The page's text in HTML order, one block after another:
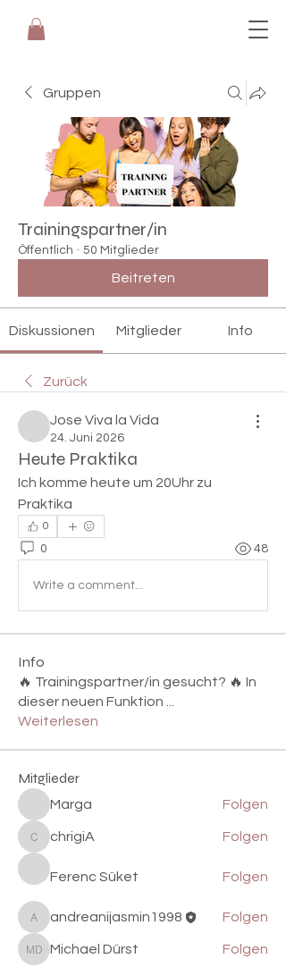
Gruppen
Trainingspartner/in
Öffentlich · 50 Mitglieder
Beitreten
Diskussionen Mitglieder Info
Zurück
Jose Viva la Vida
24. Juni 2026
Heute Praktika
Ich komme heute um 20Uhr zu
Praktika
0
0 48
Write a comment...
Info
🔥 Trainingspartner/in gesucht? 🔥 In
dieser neuen Funktion
Weiterlesen
Mitglieder
Marga Folgen
chrigiAchrigiA Folgen
Ferenc Süket Folgen
andreanijasmin1998
andreanijasmin1998 Folgen
Michael Dürst
Michael Dürst
Folgen